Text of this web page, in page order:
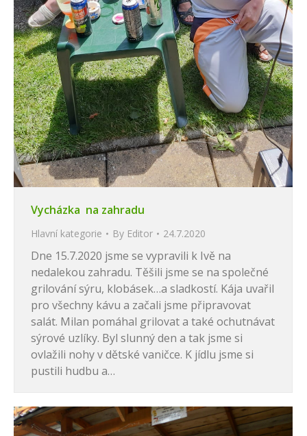
Vycházka na zahradu
Hlavní kategorie By Editor 24.7.2020
Dne 15.7.2020 jsme se vypravili k Ivě na
nedalekou zahradu. Těšili jsme se na společné
grilování sýru, klobásek…a sladkostí. Kája uvařil
pro všechny kávu a začali jsme připravovat
salát. Milan pomáhal grilovat a také ochutnávat
sýrové uzlíky. Byl slunný den a tak jsme si
ovlažili nohy v dětské vaničce. K jídlu jsme si
pustili hudbu a…